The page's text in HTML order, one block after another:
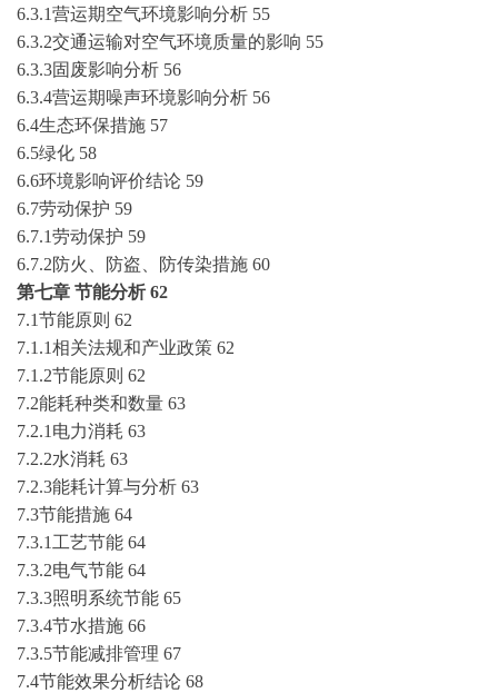
6.3.1营运期空气环境影响分析 55
6.3.2交通运输对空气环境质量的影响 55
6.3.3固废影响分析 56
6.3.4营运期噪声环境影响分析 56
6.4生态环保措施 57
6.5绿化 58
6.6环境影响评价结论 59
6.7劳动保护 59
6.7.1劳动保护 59
6.7.2防火、防盗、防传染措施 60
第七章 节能分析 62
7.1节能原则 62
7.1.1相关法规和产业政策 62
7.1.2节能原则 62
7.2能耗种类和数量 63
7.2.1电力消耗 63
7.2.2水消耗 63
7.2.3能耗计算与分析 63
7.3节能措施 64
7.3.1工艺节能 64
7.3.2电气节能 64
7.3.3照明系统节能 65
7.3.4节水措施 66
7.3.5节能减排管理 67
7.4节能效果分析结论 68